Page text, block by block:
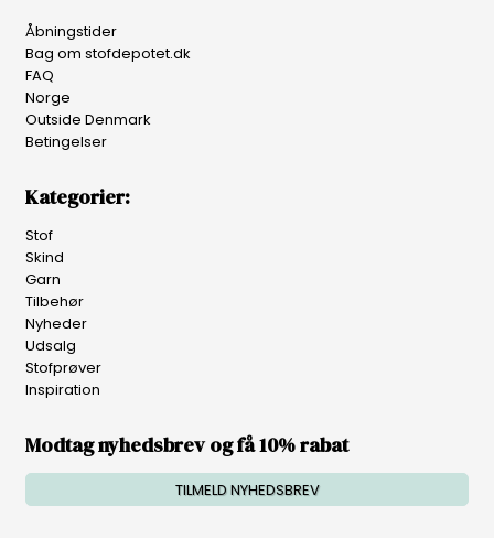
Åbningstider
Bag om stofdepotet.dk
FAQ
Norge
Outside Denmark
Betingelser
Kategorier:
Stof
Skind
Garn
Tilbehør
Nyheder
Udsalg
Stofprøver
Inspiration
Modtag nyhedsbrev og få 10% rabat
TILMELD NYHEDSBREV